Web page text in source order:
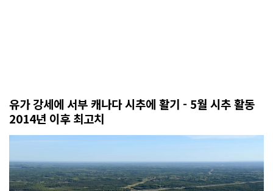
유가 강세에 서부 캐나다 시추에 활기 - 5월 시추 활동
2014년 이후 최고치